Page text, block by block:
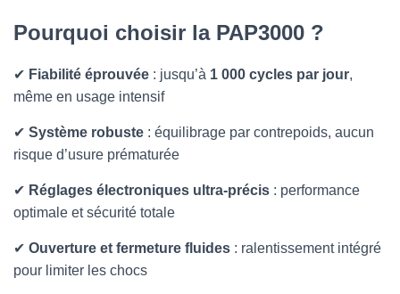
Pourquoi choisir la PAP3000 ?
✔ Fiabilité éprouvée : jusqu’à 1 000 cycles par jour,
même en usage intensif
✔ Système robuste : équilibrage par contrepoids, aucun
risque d’usure prématurée
✔ Réglages électroniques ultra-précis : performance
optimale et sécurité totale
✔ Ouverture et fermeture fluides : ralentissement intégré
pour limiter les chocs